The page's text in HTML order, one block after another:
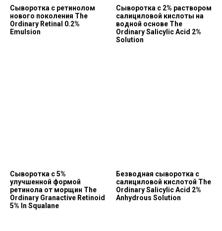
Сыворотка с ретинолом
нового поколения The
Ordinary Retinal 0.2%
Emulsion
Сыворотка с 2% раствором
салициловой кислоты на
водной основе The
Ordinary Salicylic Acid 2%
Solution
Сыворотка с 5%
улучшенной формой
ретинола от морщин The
Ordinary Granactive Retinoid
5% In Squalane
Безводная сыворотка с
салициловой кислотой The
Ordinary Salicylic Acid 2%
Anhydrous Solution